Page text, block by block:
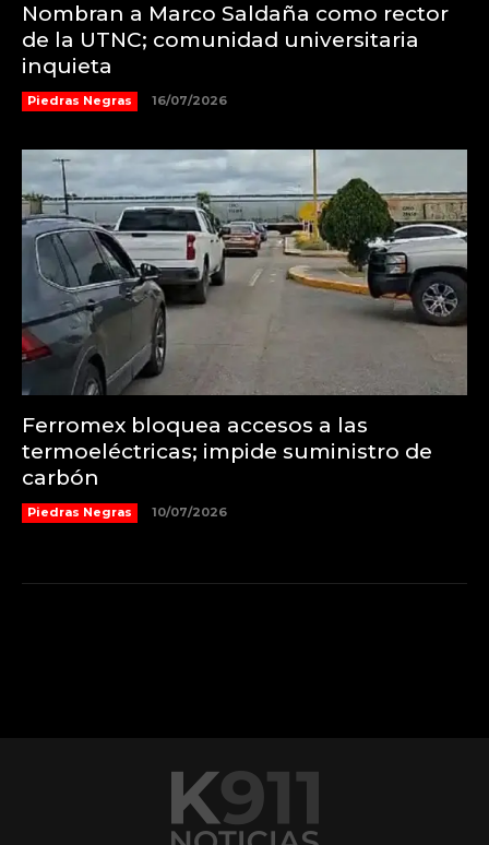
Nombran a Marco Saldaña como rector
de la UTNC; comunidad universitaria
inquieta
Piedras Negras 16/07/2026
Ferromex bloquea accesos a las
termoeléctricas; impide suministro de
carbón
Piedras Negras 10/07/2026